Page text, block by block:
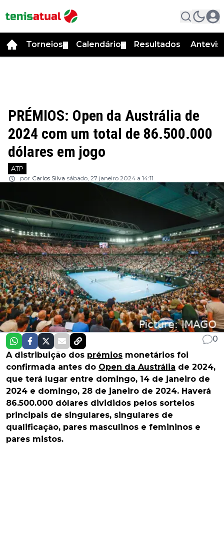
Torneios Calendário Resultados
PRÉMIOS: Open da Austrália de
2024 com um total de 86.500.000
dólares em jogo
ATP
por Carlos Silva sábado, 27 janeiro 2024 a 14:11
0
A distribuição dos prémios monetários foi
confirmada antes do Open da Austrália de 2024,
que terá lugar entre domingo, 14 de janeiro de
2024 e domingo, 28 de janeiro de 2024. Haverá
86.500.000 dólares divididos pelos sorteios
principais de singulares, singulares de
qualificação, pares masculinos e femininos e
pares mistos.